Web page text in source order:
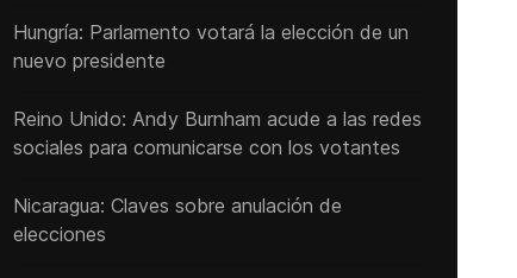
Hungría: Parlamento votará la elección de un
nuevo presidente
Reino Unido: Andy ‌Burnham acude a las redes
sociales para comunicarse con los votantes
Nicaragua: Claves sobre anulación de
elecciones